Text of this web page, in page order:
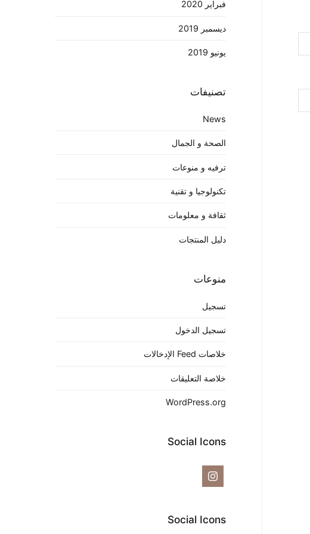
فبراير 2020
ديسمبر 2019
يونيو 2019
تصنيفات
News
الصحة و الجمال
ترفيه و منوعات
تكنولوجيا و تقنية
ثقافة و معلومات
دليل المنتجات
منوعات
تسجيل
تسجيل الدخول
خلاصات Feed الإدخالات
خلاصة التعليقات
WordPress.org
Social Icons
Social Icons